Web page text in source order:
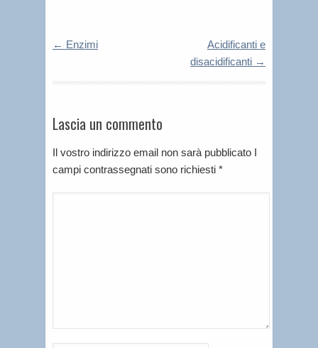
← Enzimi
Acidificanti e
disacidificanti →
Lascia un commento
Il vostro indirizzo email non sarà pubblicato I
campi contrassegnati sono richiesti *